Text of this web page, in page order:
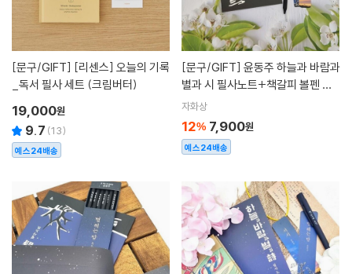
[문구/GIFT]
_독서 필사 세트 (크림버터)
19,000원
9.7 (13)
예스24배송
[문구/GIFT]
별과 시 필사노트+책갈피 볼펜 세
트(필사노트+윤동주책갈피볼펜세
트)
자화상
12% 7,900원
예스24배송